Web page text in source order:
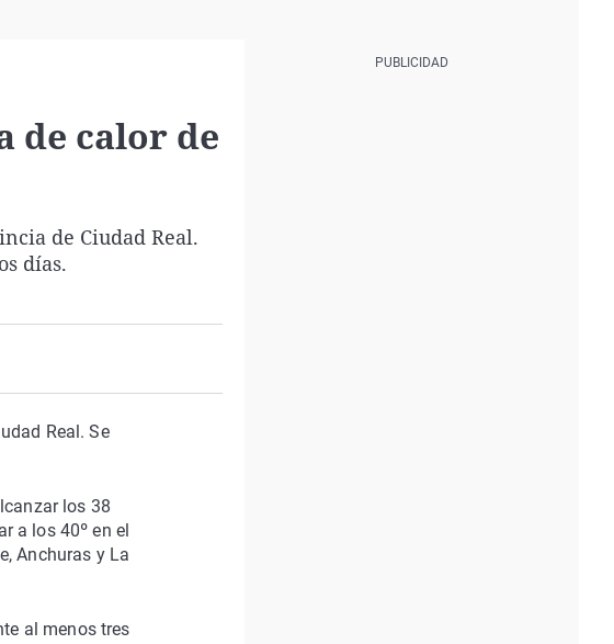
de calor de
de Ciudad Real.
días.
Real. Se
los 38
a los 40º en el
Anchuras y La
al menos tres